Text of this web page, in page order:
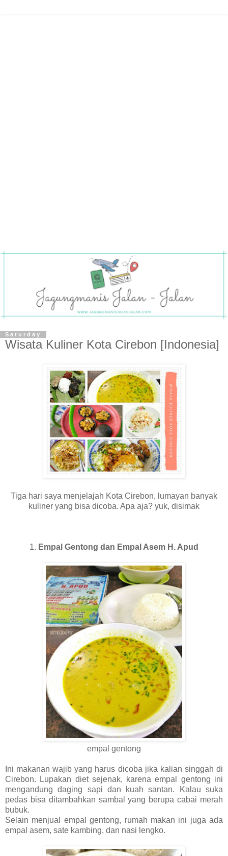
Saturday
Wisata Kuliner Kota Cirebon [Indonesia]
Tiga hari saya menjelajah Kota Cirebon, lumayan banyak
kuliner yang bisa dicoba. Apa aja? yuk, disimak
1. Empal Gentong dan Empal Asem H. Apud
empal gentong
Ini makanan wajib yang harus dicoba jika kalian singgah di
Cirebon. Lupakan diet sejenak, karena empal gentong ini
mengandung daging sapi dan kuah santan. Kalau suka
pedas bisa ditambahkan sambal yang berupa cabai merah
bubuk.
Selain menjual empal gentong, rumah makan ini juga ada
empal asem, sate kambing, dan nasi lengko.